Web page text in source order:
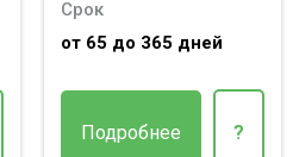
Срок
от 65 до 365 дней
Подробнее ?